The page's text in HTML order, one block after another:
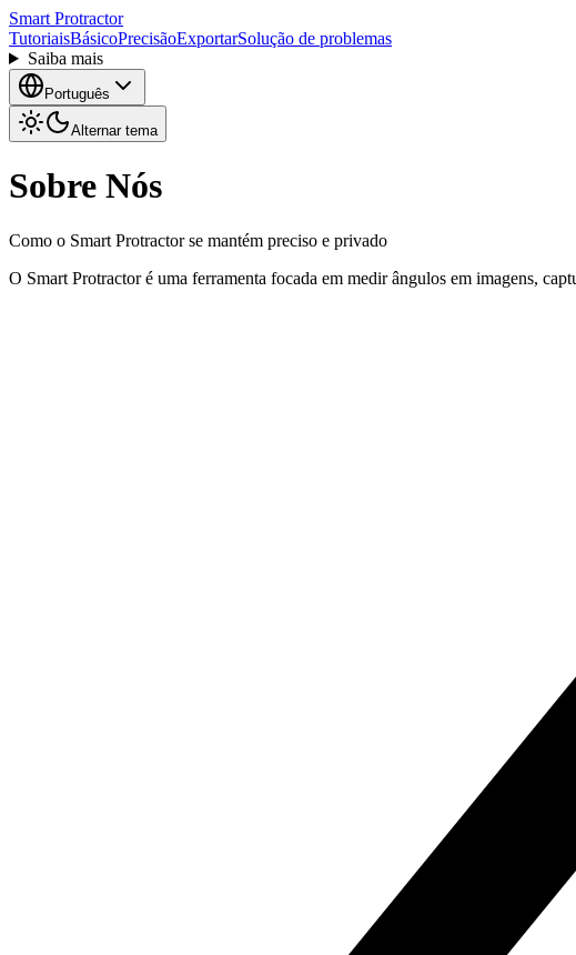
Smart Protractor
TutoriaisBásicoPrecisãoExportarSolução de problemas
Saiba mais
Português
Alternar tema
Sobre Nós
Como o Smart Protractor se mantém preciso e privado
O Smart Protractor é uma ferramenta focada em medir ângulos em imagens,